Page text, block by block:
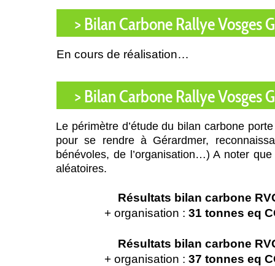
> Bilan Carbone Rallye Vosges
En cours de réalisation…
> Bilan Carbone Rallye Vosges
Le périmètre d’étude du bilan carbone
pour se rendre à Gérardmer,
bénévoles, de l’organisation…) A noter
aléatoires.
Résultats bilan carbone
+ organisation : 31 tonnes eq
Résultats bilan carbone
+ organisation : 37 tonnes eq